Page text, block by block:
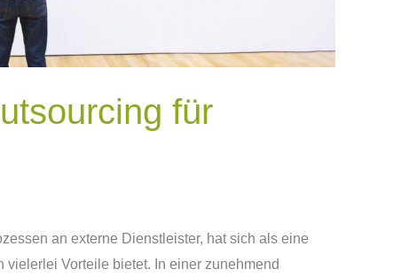
für
an externe Dienstleister, hat sich als eine
Vorteile bietet. In einer zunehmend